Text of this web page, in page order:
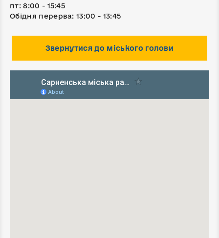
пт: 8:00 - 15:45
Обідня перерва: 13:00 - 13:45
Звернутися до міського голови